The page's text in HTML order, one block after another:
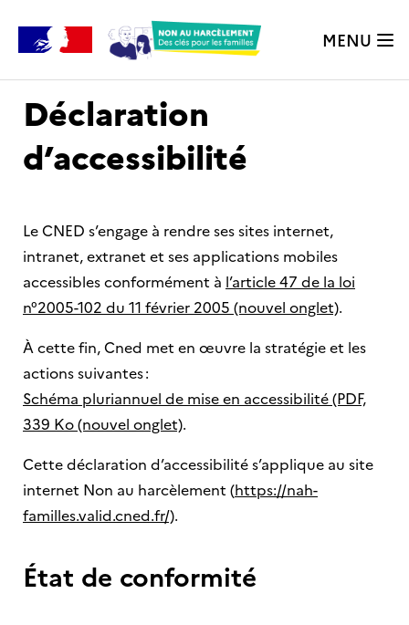
MENU
Déclaration
d’accessibilité
Le CNED s’engage à rendre ses sites internet,
intranet, extranet et ses applications mobiles
accessibles conformément à l’article 47 de la loi
n°2005-102 du 11 février 2005 (nouvel onglet).
À cette fin, Cned met en œuvre la stratégie et les
actions suivantes :
Schéma pluriannuel de mise en accessibilité (PDF,
339 Ko (nouvel onglet).
Cette déclaration d’accessibilité s’applique au site
internet Non au harcèlement (https://nah-
familles.valid.cned.fr/).
État de conformité